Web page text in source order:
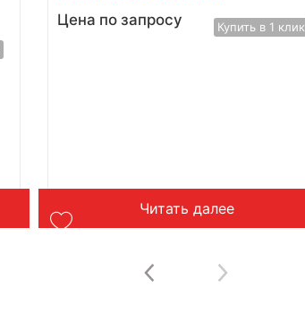
Цена по запросу Купить в 1 клик
Читать далее